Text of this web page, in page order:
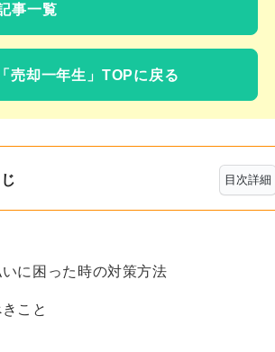
事一覧
「売却一年生」TOPに戻る
目次詳細
に困った時の対策方法
こと